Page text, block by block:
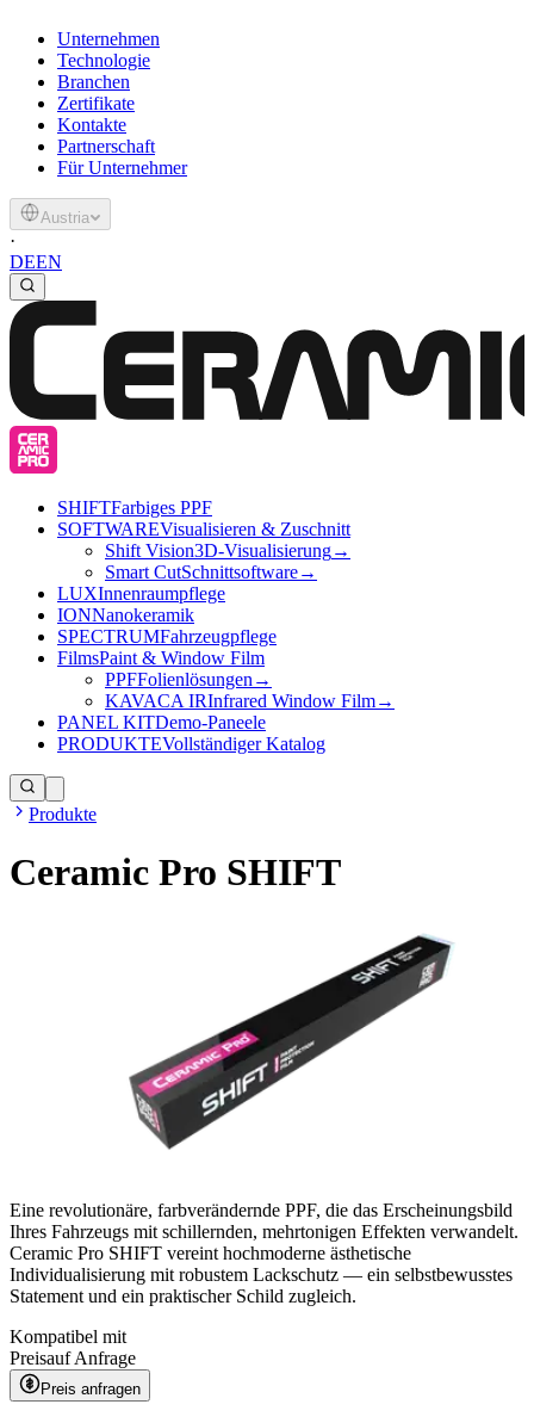
Unternehmen
Technologie
Branchen
Zertifikate
Kontakte
Partnerschaft
Für Unternehmer
Austria
·
DEEN
SHIFTFarbiges PPF
SOFTWAREVisualisieren & Zuschnitt
Shift Vision3D-Visualisierung→
Smart CutSchnittsoftware→
LUXInnenraumpflege
IONNanokeramik
SPECTRUMFahrzeugpflege
FilmsPaint & Window Film
PPFFolienlösungen →
KAVACA IRInfrared Window Film→
PANEL KITDemo-Paneele
PRODUKTEVollständiger Katalog
Produkte
Ceramic Pro SHIFT
Eine revolutionäre, farbverändernde PPF, die das Erscheinungsbild
Ihres Fahrzeugs mit schillernden, mehrtonigen Effekten verwandelt.
Ceramic Pro SHIFT vereint hochmoderne ästhetische
Individualisierung mit robustem Lackschutz — ein selbstbewusstes
Statement und ein praktischer Schild zugleich.
Kompatibel mit
Preisauf Anfrage
Preis anfragen